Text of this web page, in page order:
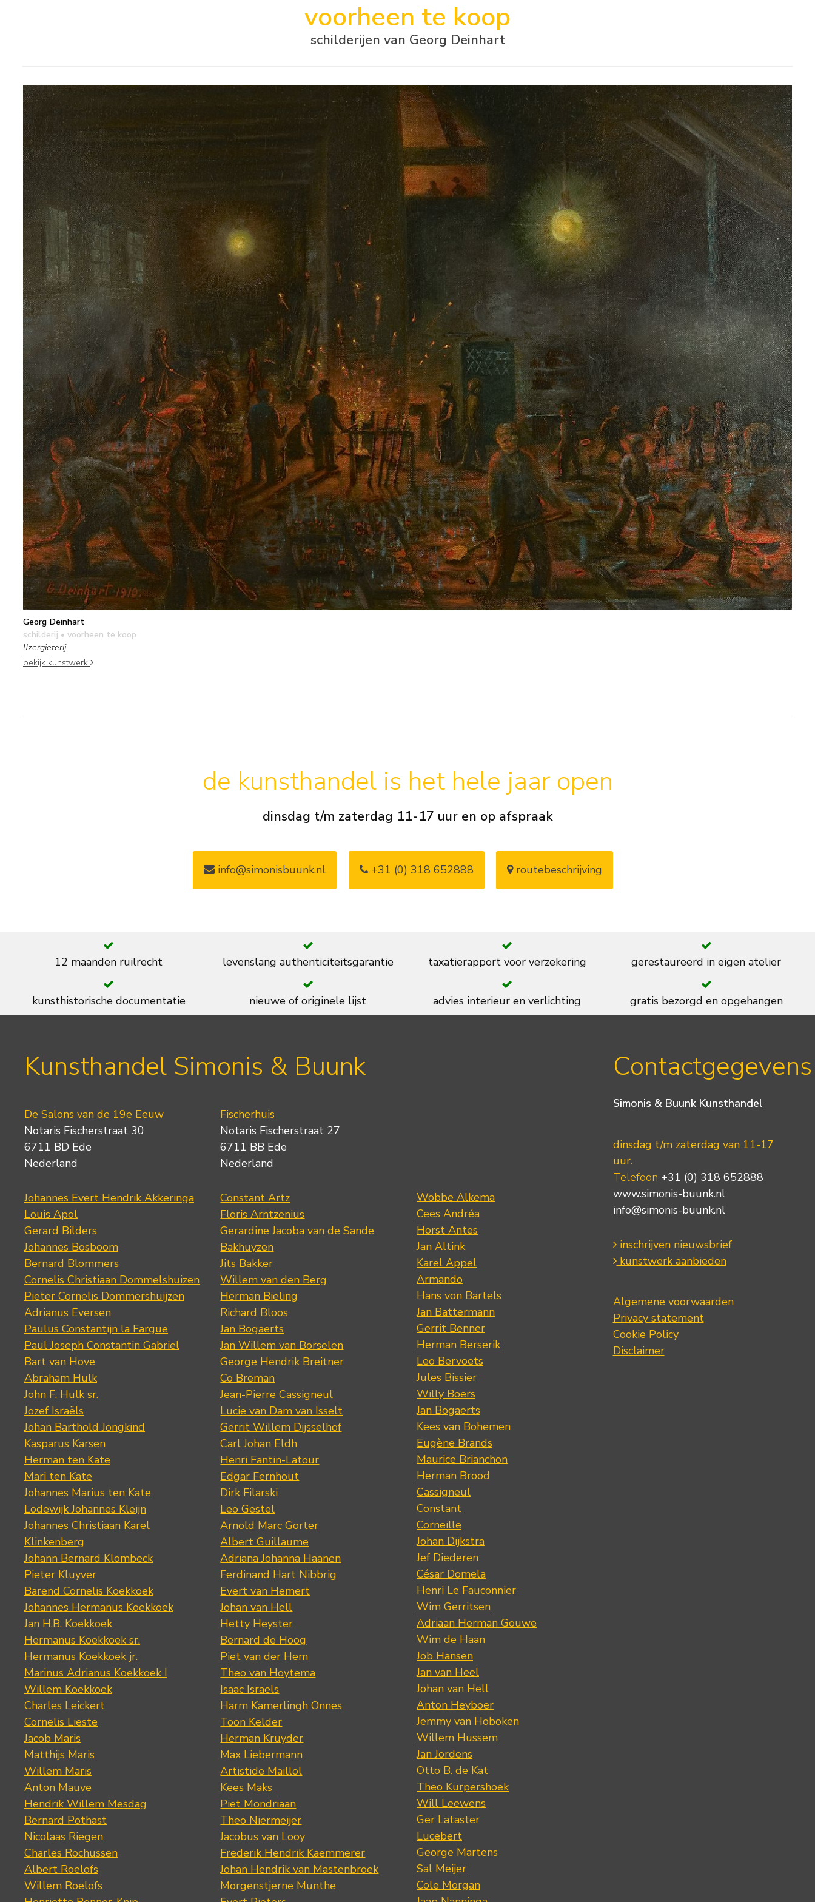
voorheen te koop
schilderijen van Georg Deinhart
Georg Deinhart
schilderij • voorheen te koop
IJzergieterij
bekijk kunstwerk
de kunsthandel is het hele jaar open
dinsdag t/m zaterdag 11-17 uur en op afspraak
info@simonisbuunk.nl +31 (0) 318 652888 routebeschrijving
12 maanden ruilrecht levenslang authenticiteitsgarantie taxatierapport voor verzekering gerestaureerd in eigen atelier
kunsthistorische documentatie nieuwe of originele lijst advies interieur en verlichting gratis bezorgd en opgehangen
Kunsthandel Simonis & Buunk
De Salons van de 19e Eeuw
Notaris Fischerstraat 30
6711 BD Ede
Nederland
Johannes Evert Hendrik Akkeringa
Louis Apol
Gerard Bilders
Johannes Bosboom
Bernard Blommers
Cornelis Christiaan Dommelshuizen
Pieter Cornelis Dommershuijzen
Adrianus Eversen
Paulus Constantijn la Fargue
Paul Joseph Constantin Gabriel
Bart van Hove
Abraham Hulk
John F. Hulk sr.
Jozef Israëls
Johan Barthold Jongkind
Kasparus Karsen
Herman ten Kate
Mari ten Kate
Johannes Marius ten Kate
Lodewijk Johannes Kleijn
Johannes Christiaan Karel
Klinkenberg
Johann Bernard Klombeck
Pieter Kluyver
Barend Cornelis Koekkoek
Johannes Hermanus Koekkoek
Jan H.B. Koekkoek
Hermanus Koekkoek sr.
Hermanus Koekkoek jr.
Marinus Adrianus Koekkoek I
Willem Koekkoek
Charles Leickert
Cornelis Lieste
Jacob Maris
Matthijs Maris
Willem Maris
Anton Mauve
Hendrik Willem Mesdag
Bernard Pothast
Nicolaas Riegen
Charles Rochussen
Albert Roelofs
Willem Roelofs
Fischerhuis
Notaris Fischerstraat 27
6711 BB Ede
Nederland
Constant Artz
Floris Arntzenius
Gerardine Jacoba van de Sande
Bakhuyzen
Jits Bakker
Willem van den Berg
Herman Bieling
Richard Bloos
Jan Bogaerts
Jan Willem van Borselen
George Hendrik Breitner
Co Breman
Jean-Pierre Cassigneul
Lucie van Dam van Isselt
Gerrit Willem Dijsselhof
Carl Johan Eldh
Henri Fantin-Latour
Edgar Fernhout
Dirk Filarski
Leo Gestel
Arnold Marc Gorter
Albert Guillaume
Adriana Johanna Haanen
Ferdinand Hart Nibbrig
Evert van Hemert
Johan van Hell
Hetty Heyster
Bernard de Hoog
Piet van der Hem
Theo van Hoytema
Isaac Israels
Harm Kamerlingh Onnes
Toon Kelder
Herman Kruyder
Max Liebermann
Artistide Maillol
Kees Maks
Piet Mondriaan
Theo Niermeijer
Jacobus van Looy
Frederik Hendrik Kaemmerer
Johan Hendrik van Mastenbroek
Morgenstjerne Munthe
Wobbe Alkema
Cees Andréa
Horst Antes
Jan Altink
Karel Appel
Armando
Hans von Bartels
Jan Battermann
Gerrit Benner
Herman Berserik
Leo Bervoets
Jules Bissier
Willy Boers
Jan Bogaerts
Kees van Bohemen
Eugène Brands
Maurice Brianchon
Herman Brood
Cassigneul
Constant
Corneille
Johan Dijkstra
Jef Diederen
César Domela
Henri Le Fauconnier
Wim Gerritsen
Adriaan Herman Gouwe
Wim de Haan
Job Hansen
Jan van Heel
Johan van Hell
Anton Heyboer
Jemmy van Hoboken
Willem Hussem
Jan Jordens
Otto B. de Kat
Theo Kurpershoek
Will Leewens
Ger Lataster
Lucebert
George Martens
Sal Meijer
Cole Morgan
Contactgegevens
Simonis & Buunk Kunsthandel
dinsdag t/m zaterdag van 11-17
uur.
Telefoon +31 (0) 318 652888
www.simonis-buunk.nl
info@simonis-buunk.nl
inschrijven nieuwsbrief
kunstwerk aanbieden
Algemene voorwaarden
Privacy statement
Cookie Policy
Disclaimer